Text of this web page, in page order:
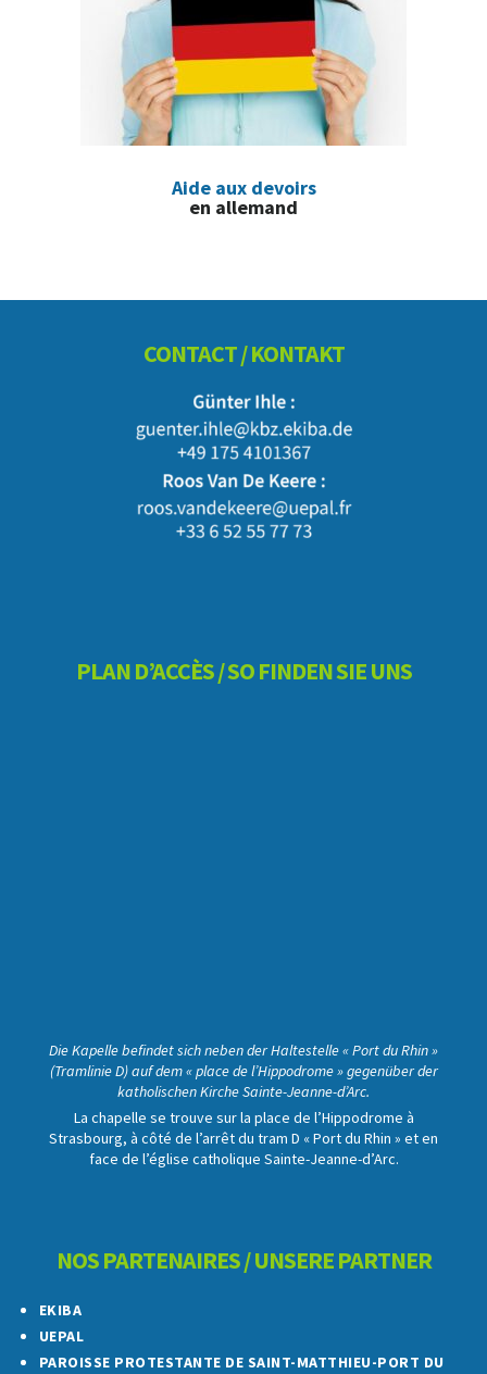
Aide aux devoirs
en allemand
CONTACT / KONTAKT
PLAN D’ACCÈS / SO FINDEN SIE UNS
Die Kapelle befindet sich neben der Haltestelle « Port du Rhin »
(Tramlinie D) auf dem « place de l’Hippodrome » gegenüber der
katholischen Kirche Sainte-Jeanne-d’Arc.
La chapelle se trouve sur la place de l’Hippodrome à
Strasbourg, à côté de l’arrêt du tram D « Port du Rhin » et en
face de l’église catholique Sainte-Jeanne-d’Arc.
NOS PARTENAIRES / UNSERE PARTNER
EKIBA
UEPAL
PAROISSE PROTESTANTE DE SAINT-MATTHIEU-PORT DU